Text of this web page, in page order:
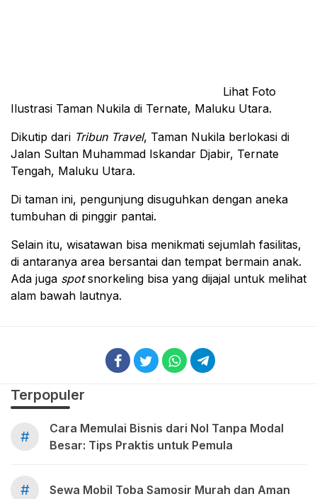
Lihat Foto
Ilustrasi Taman Nukila di Ternate, Maluku Utara.
Dikutip dari Tribun Travel, Taman Nukila berlokasi di
Jalan Sultan Muhammad Iskandar Djabir, Ternate
Tengah, Maluku Utara.
Di taman ini, pengunjung disuguhkan dengan aneka
tumbuhan di pinggir pantai.
Selain itu, wisatawan bisa menikmati sejumlah fasilitas,
di antaranya area bersantai dan tempat bermain anak.
Ada juga spotsnorkeling bisa yang dijajal untuk melihat
alam bawah lautnya.
Terpopuler
#
Cara Memulai Bisnis dari Nol Tanpa Modal
Besar: Tips Praktis untuk Pemula
# Sewa Mobil Toba Samosir Murah dan Aman